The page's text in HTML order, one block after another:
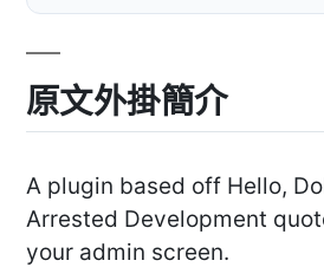
原文外掛簡介
A plugin based off Hello,
Arrested Development
your admin screen.